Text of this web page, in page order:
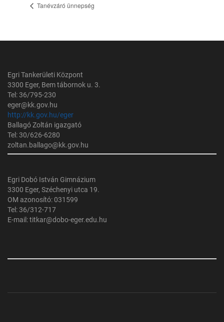
Tanévzáró ünnepség
Egri Tankerületi Központ
3300 Eger, Bem tábornok u. 3.
Tel: 36/795-230
eger@kk.gov.hu
http://kk.gov.hu/eger
Ballagó Zoltán igazgató
Tel: 30/626-6280
zoltan.ballago@kk.gov.hu
Egri Dobó István Gimnázium
3300 Eger, Széchenyi utca 19.
OM azonosító: 031599
Tel: 36/312-717
E-mail: titkar@dobo-eger.edu.hu